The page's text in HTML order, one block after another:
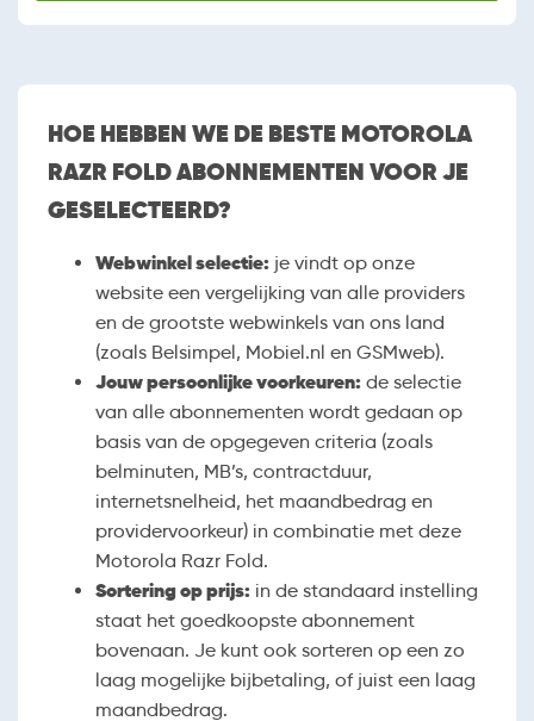
HOE HEBBEN WE DE BESTE MOTOROLA
RAZR FOLD ABONNEMENTEN VOOR JE
GESELECTEERD?
Webwinkel selectie: je vindt op onze
website een vergelijking van alle providers
en de grootste webwinkels van ons land
(zoals Belsimpel, Mobiel.nl en GSMweb).
Jouw persoonlijke voorkeuren: de selectie
van alle abonnementen wordt gedaan op
basis van de opgegeven criteria (zoals
belminuten, MB’s, contractduur,
internetsnelheid, het maandbedrag en
providervoorkeur) in combinatie met deze
Motorola Razr Fold.
Sortering op prijs: in de standaard instelling
staat het goedkoopste abonnement
bovenaan. Je kunt ook sorteren op een zo
laag mogelijke bijbetaling, of juist een laag
maandbedrag.